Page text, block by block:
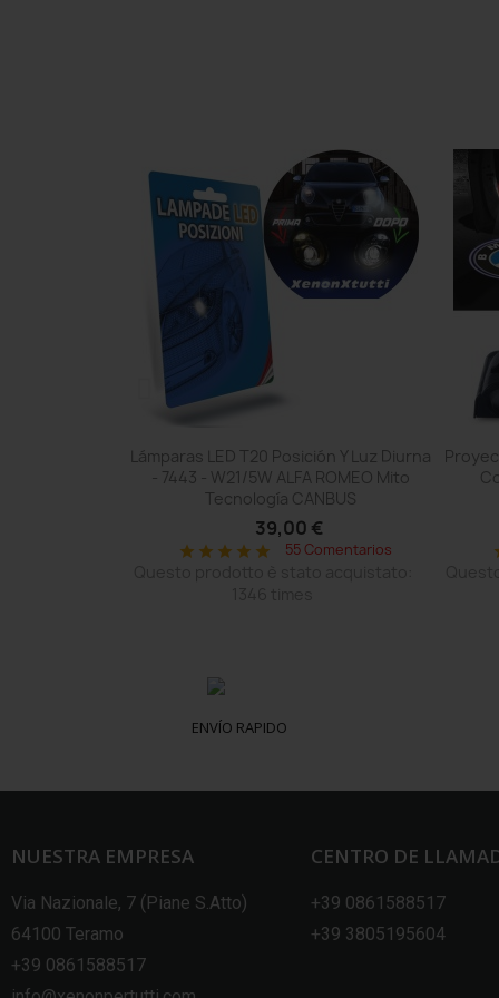
Vista rápida
Lámparas LED T20 Posición Y Luz Diurna
- 7443 - W21/5W ALFA ROMEO Mito
Tecnología CANBUS
39,00 €
star star star star star 55 Comentarios
ENVÍO RAPIDO
NUESTRA EMPRESA
Via Nazionale, 7 (Piane S.Atto)
64100 Teramo
+39 0861588517
CENTRO DE
+39 0861588517
+39 3805195604